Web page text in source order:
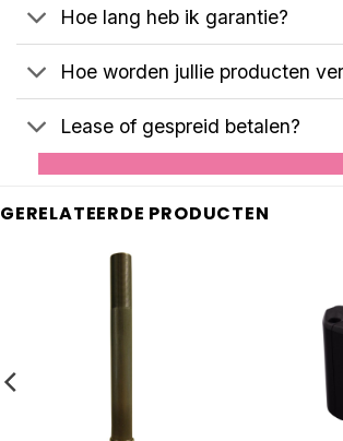
Hoe lang heb ik garantie?
Hoe worden jullie producten
Lease of gespreid betalen?
GERELATEERDE PRODUCTEN